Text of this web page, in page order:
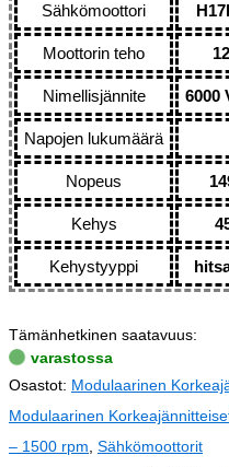
Sähkömoottori
Moottorin teho
Nimellisjännite 6000
Napojen lukumäärä
Nopeus
Kehys
Kehystyyppi
Tämänhetkinen saatavuus:
varastossa
Osastot: Modulaarinen
Modulaarinen
– 1500 rpm Sähkömoottorit